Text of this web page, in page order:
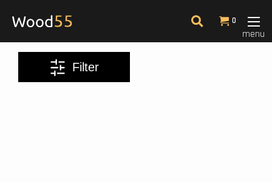
0
menu
Filter
Meest bekeken
Filter